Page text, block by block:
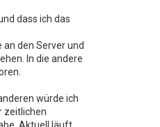
dass ich das
den Server und
In die andere
würde ich
zeitlichen